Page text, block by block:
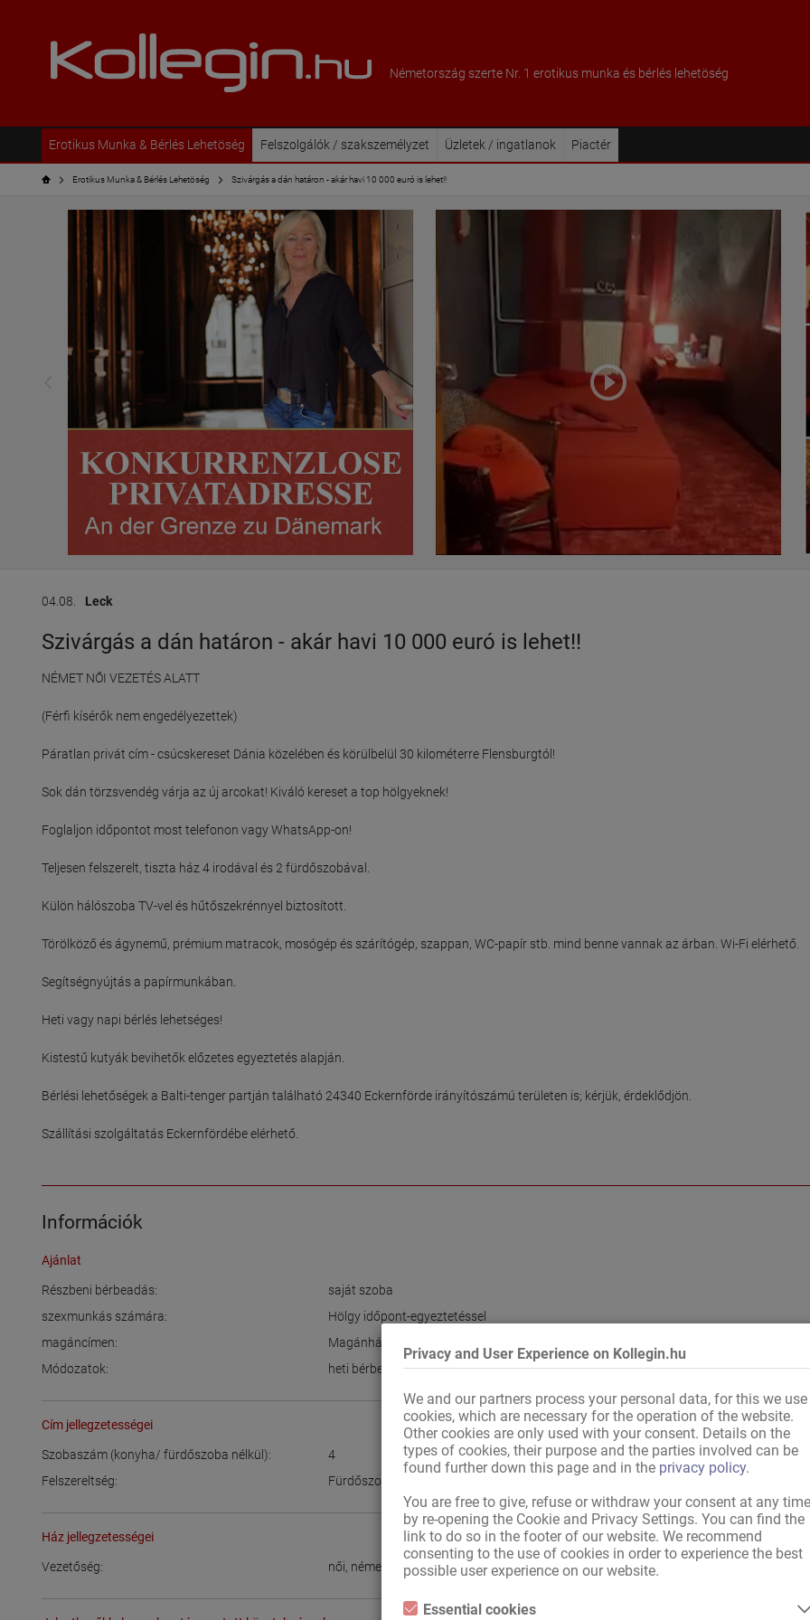
Privacy and User Experience on Kollegin.hu
We and our partners process your personal data, for this we use
cookies, which are necessary for the operation of the website.
Other cookies are only used with your consent. Details on the
types of cookies, their purpose and the parties involved can be
found further down this page and in the privacy policy.
You are free to give, refuse or withdraw your consent at any time
by re-opening the Cookie and Privacy Settings. You can find the
link to do so in the footer of our website. We recommend
consenting to the use of cookies in order to experience the best
possible user experience on our website.
Essential cookies
Németország szerte Nr. 1 erotikus munka és bérlés lehetöség
Erotikus Munka & Bérlés Lehetöség Felszolgálók / szakszemélyzet Üzletek / ingatlanok Piactér
Erotikus Munka & Bérlés Lehetöség Szivárgás a dán határon - akár havi 10 000 euró is lehet!!
04.08. Leck
Szivárgás a dán határon - akár havi 10 000 euró is lehet!!
NÉMET NŐI VEZETÉS ALATT
(Férfi kísérők nem engedélyezettek)
Páratlan privát cím - csúcskereset Dánia közelében és körülbelül 30 kilométerre Flensburgtól!
Sok dán törzsvendég várja az új arcokat! Kiváló kereset a top hölgyeknek!
Foglaljon időpontot most telefonon vagy WhatsApp-on!
Teljesen felszerelt, tiszta ház 4 irodával és 2 fürdőszobával.
Külön hálószoba TV-vel és hűtőszekrénnyel biztosított.
Törölköző és ágynemű, prémium matracok, mosógép és szárítógép, szappan, WC-papír stb. mind benne vannak az árban. Wi-Fi elérhető.
Segítségnyújtás a papírmunkában.
Heti vagy napi bérlés lehetséges!
Kistestű kutyák bevihetők előzetes egyeztetés alapján.
Bérlési lehetőségek a Balti-tenger partján található 24340 Eckernförde irányítószámú területen is; kérjük, érdeklődjön.
Szállítási szolgáltatás Eckernfördébe elérhető.
Információk
Ajánlat
Részbeni bérbeadás:
saját szoba
szexmunkás számára:
Hölgy időpont-egyeztetéssel
magáncímen:
Magánház
Módozatok:
heti bérbeadás
Cím jellegzetességei
Szobaszám (konyha/ fürdőszoba nélkül):
4
Felszereltség:
Fürdőszoba
Ház jellegzetességei
Vezetőség: női, német